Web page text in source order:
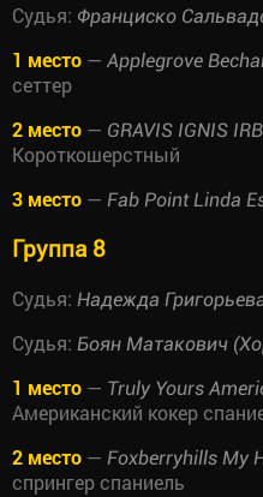
Судья: Франциско
1 место — Applegrove
сеттер
2 место — GRAVIS IGNIS
Короткошерстный
3 место — Fab Point Linda
Группа 8
Судья: Надежда
Судья: Боян Матакович
1 место — Truly Yours
Американский кокер
2 место — Foxberryhills My
спрингер спаниель